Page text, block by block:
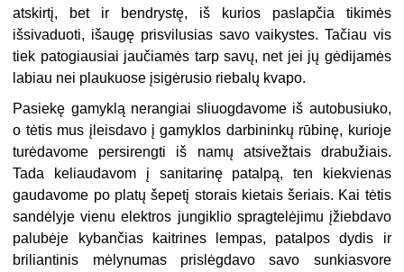
atskirtį, bet ir bendrystę, iš kurios paslapčia tikimės
išsivaduoti, išaugę prisvilusias savo vaikystes. Tačiau vis
tiek patogiausiai jaučiamės tarp savų, net jei jų gėdijamės
labiau nei plaukuose įsigėrusio riebalų kvapo.
Pasiekę gamyklą nerangiai sliuogdavome iš autobusiuko,
o tėtis mus įleisdavo į gamyklos darbininkų rūbinę, kurioje
turėdavome persirengti iš namų atsivežtais drabužiais.
Tada keliaudavom į sanitarinę patalpą, ten kiekvienas
gaudavome po platų šepetį storais kietais šeriais. Kai tėtis
sandėlyje vienu elektros jungiklio spragtelėjimu įžiebdavo
palubėje kybančias kaitrines lempas, patalpos dydis ir
briliantinis mėlynumas prislėgdavo savo sunkiasvore